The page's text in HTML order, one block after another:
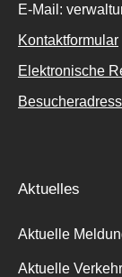
E-Mail:
Kontaktformular
Elektronische
Aktuelles
Aktuelle
Aktuelle